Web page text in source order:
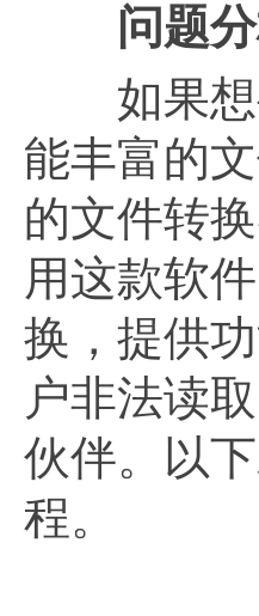
问题分
如果想要
能丰富的
的文件转
用这款软
换，提供
户非法读
伙伴。以
程。